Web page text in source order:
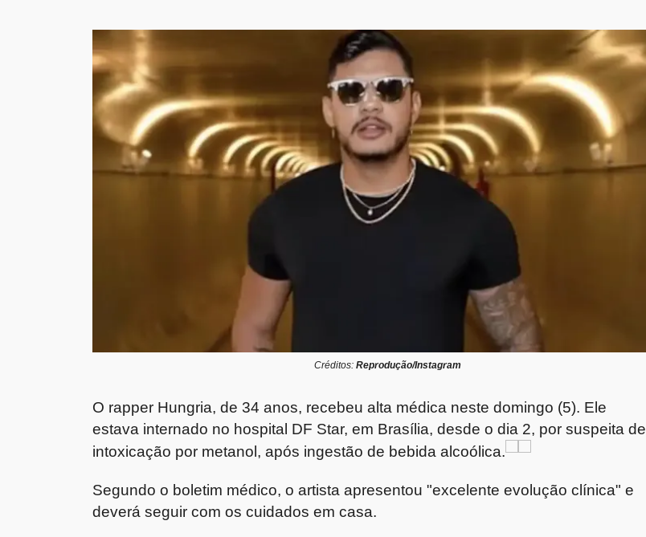
Créditos: Reprodução/Instagram
O rapper Hungria, de 34 anos, recebeu alta médica neste domingo (5). Ele
estava internado no hospital DF Star, em Brasília, desde o dia 2, por suspeita de
intoxicação por metanol, após ingestão de bebida alcoólica.
Segundo o boletim médico, o artista apresentou "excelente evolução clínica" e
deverá seguir com os cuidados em casa.